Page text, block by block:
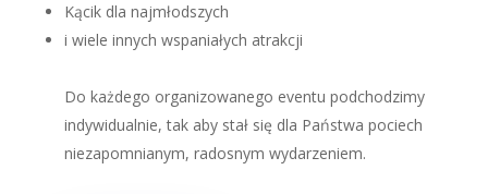
Kącik dla najmłodszych
i wiele innych wspaniałych atrakcji
Do każdego organizowanego eventu podchodzimy
indywidualnie, tak aby stał się dla Państwa pociech
niezapomnianym, radosnym wydarzeniem.